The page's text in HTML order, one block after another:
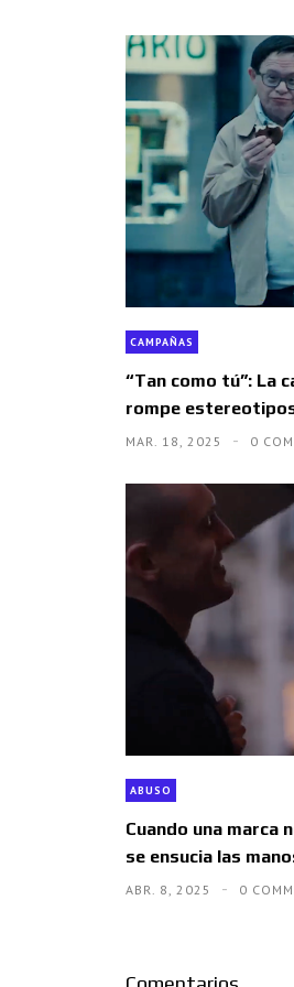
CAMPAÑAS
“Tan como tú”: La
rompe
MAR. 18, 2025 0
ABUSO
Cuando una marca
se ensucia las
ABR. 8, 2025 0